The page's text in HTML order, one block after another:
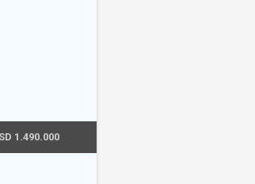
1.490.000